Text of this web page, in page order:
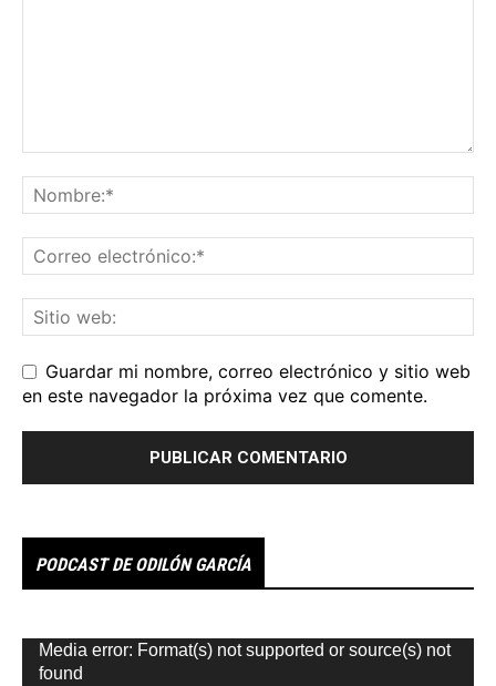
Guardar mi nombre, correo electrónico y sitio web
en este navegador la próxima vez que comente.
PODCAST DE ODILÓN GARCÍA
Reproductor
de
Media error: Format(s) not supported or source(s) not
found